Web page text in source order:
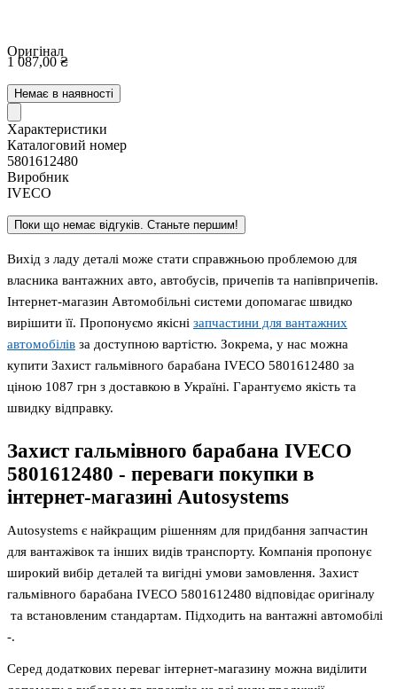
Оригінал
1 087,00 ₴
Немає в наявності
Характеристики
Каталоговий номер
5801612480
Виробник
IVECO
Поки що немає відгуків. Станьте першим!
Вихід з ладу деталі може стати справжньою проблемою для
власника вантажних авто, автобусів, причепів та напівпричепів.
Інтернет-магазин Автомобільні системи допомагає швидко
вирішити її. Пропонуємо якісні запчастини для вантажних
автомобілів за доступною вартістю. Зокрема, у нас можна
купити Захист гальмівного барабана IVECO 5801612480 за
ціною 1087 грн з доставкою в Україні. Гарантуємо якість та
швидку відправку.
Захист гальмівного барабана IVECO
5801612480 - переваги покупки в
інтернет-магазині Autosystems
Autosystems є найкращим рішенням для придбання запчастин
для вантажівок та інших видів транспорту. Компанія пропонує
широкий вибір деталей та вигідні умови замовлення. Захист
гальмівного барабана IVECO 5801612480 відповідає оригіналу
та встановленим стандартам. Підходить на вантажні автомобілі
-.
Серед додаткових переваг інтернет-магазину можна виділити